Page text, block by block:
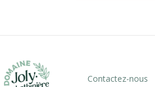
Contactez-nous